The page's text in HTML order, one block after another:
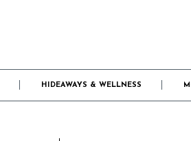
HIDEAWAYS & WELLNESS